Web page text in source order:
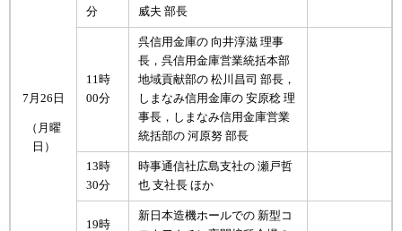
7月26日
（月曜
日）
分
威夫 部長
11時
00分
呉信用金庫の 向井淳滋 理事
長，呉信用金庫営業統括本部
地域貢献部の 松川昌司 部長，
しまなみ信用金庫の 安原稔 理
事長，しまなみ信用金庫営業
統括部の 河原努 部長
13時
30分
時事通信社広島支社の 瀬戸哲
也 支社長 ほか
19時
新日本造機ホールでの 新型コ